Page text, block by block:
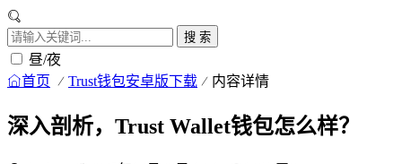
搜 索
昼/夜
首页 Trust钱包安卓版下载 内容详情
深入剖析，Trust Wallet钱包怎么样？